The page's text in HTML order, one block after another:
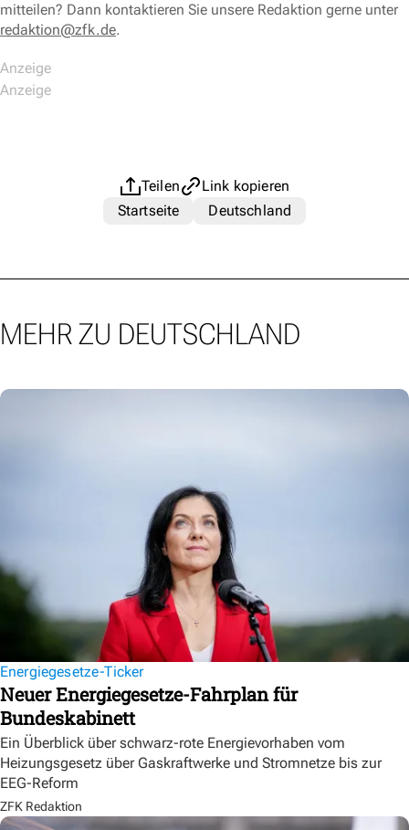
mitteilen? Dann kontaktieren Sie unsere Redaktion gerne unter
redaktion@zfk.de.
Teilen
Link kopieren
Startseite
Deutschland
MEHR ZU DEUTSCHLAND
Energiegesetze-Ticker
Neuer Energiegesetze-Fahrplan für
Bundeskabinett
Ein Überblick über schwarz-rote Energievorhaben vom
Heizungsgesetz über Gaskraftwerke und Stromnetze bis zur
EEG-Reform
ZFK Redaktion